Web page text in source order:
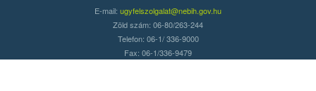
E-mail: ugyfelszolgalat@nebih.gov.hu
Zöld szám: 06-80/263-244
Telefon: 06-1/ 336-9000
Fax: 06-1/336-9479